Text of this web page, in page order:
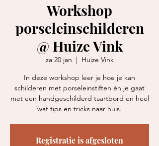
Workshop
porseleinschilderen
@ Huize Vink
za 20 jan
  |
Huize Vink
In deze workshop leer je hoe je kan
schilderen met porseleinstiften én je gaat
met een handgeschilderd taartbord en heel
wat tips en tricks naar huis.
Registratie is afgesloten